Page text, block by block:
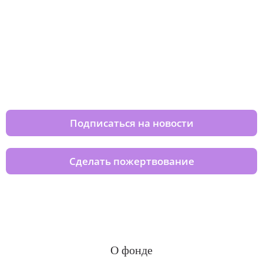
Подписаться на новости
Сделать пожертвование
О фонде